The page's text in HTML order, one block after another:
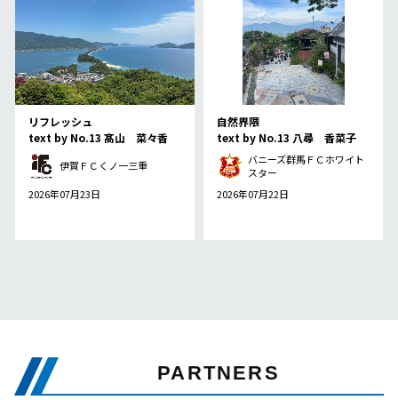
リフレッシュ
text by No.13 髙山 菜々香
伊賀ＦＣくノ一三重
2026年07月23日
自然界隈
text by No.13 八尋 香菜子
バニーズ群馬ＦＣホワイト
スター
2026年07月22日
PARTNERS